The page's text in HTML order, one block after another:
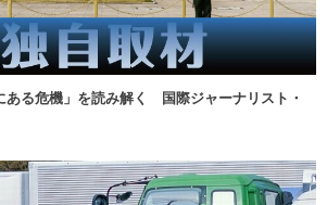
ある危機」を読み解く 国際ジャーナリスト・